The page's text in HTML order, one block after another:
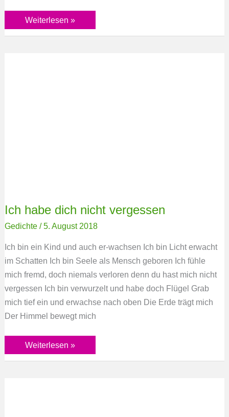
Weiterlesen »
Ich habe dich nicht vergessen
Gedichte/ 5. August 2018
Ich bin ein Kind und auch er-wachsen Ich bin Licht erwacht
im Schatten Ich bin Seele als Mensch geboren Ich fühle
mich fremd, doch niemals verloren denn du hast mich nicht
vergessen Ich bin verwurzelt und habe doch Flügel Grab
mich tief ein und erwachse nach oben Die Erde trägt mich
Der Himmel bewegt mich
Weiterlesen »